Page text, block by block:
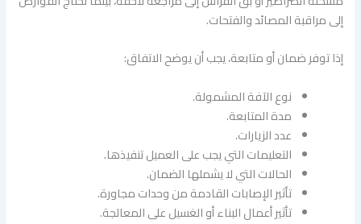
إلى مراقبة المصائد والفتحات.
إذا توفر ضمان أو متابعة، يجب أن يوضح الاتفاق:
نوع الآفة المشمولة.
مدة المتابعة.
عدد الزيارات.
التعليمات التي يجب على العميل تنفيذها.
الحالات التي لا يشملها الضمان.
تأثير الإصابات القادمة من وحدات مجاورة.
تأثير أعمال البناء أو الغسيل على المعالجة.